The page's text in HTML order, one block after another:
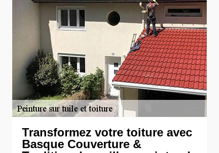
Transformez votre toiture avec
Basque Couverture &